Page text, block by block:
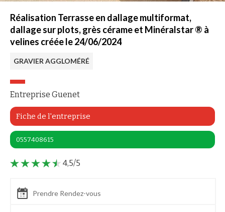
Réalisation Terrasse en dallage multiformat,
dallage sur plots, grès cérame et Minéralstar ® à
velines créée le 24/06/2024
GRAVIER AGGLOMÉRÉ
Entreprise Guenet
Fiche de l'entreprise
0557408615
4,5/5
Prendre Rendez-vous